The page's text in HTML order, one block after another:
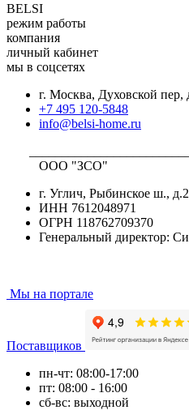
BELSI
режим работы
компания
личный кабинет
мы в соцсетях
г. Москва, Духовской пер,
+7 495 120-5848
info@belsi-home.ru
ООО "ЗСО"
г. Углич, Рыбинское ш.,
ИНН 7612048971
ОГРН 118762709370
Генеральный директор:
Мы на портале
Поставщиков
пн-чт: 08:00-17:00
пт: 08:00 - 16:00
сб-вс: выходной